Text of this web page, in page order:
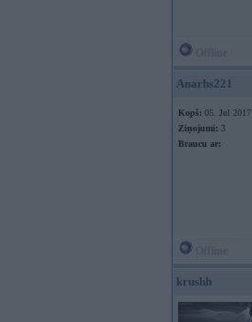
Anarhs221
Kopš: 05. Jul 2017
Ziņojumi: 3
Braucu ar:
krushh